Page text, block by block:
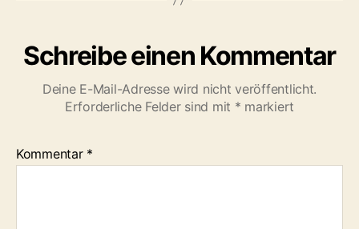
Schreibe einen Kommentar
Deine E-Mail-Adresse wird nicht veröffentlicht.
Erforderliche Felder sind mit * markiert
Kommentar *